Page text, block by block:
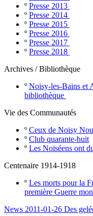
º Presse 2013
º Presse 2014
º Presse 2015
º Presse 2016
º Presse 2017
º Presse 2018
Archives / Bibliothèque
º Noisy-les-Bains et
bibliothèque
Vie des Communautés
º Ceux de Noisy
º Club quarante-huit
º Les Noiséens ont
Centenaire 1914-1918
º Les morts pour la
première Guerre
News 2011-01-26 Des